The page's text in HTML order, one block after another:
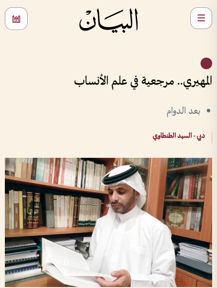
المهيري.. مرجعية في علم الأنساب
بعد الدوام
دبي - السيد الطنطاوي